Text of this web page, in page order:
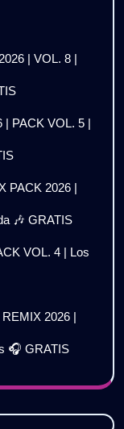
| VOL. 8 |
| PACK VOL. 5 |
PACK 2026 |
🎶 GRATIS
VOL. 4 | Los
2026 |
🎧 GRATIS